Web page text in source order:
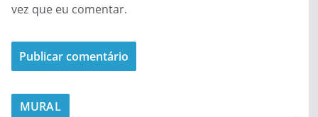
vez que eu comentar.
MURAL